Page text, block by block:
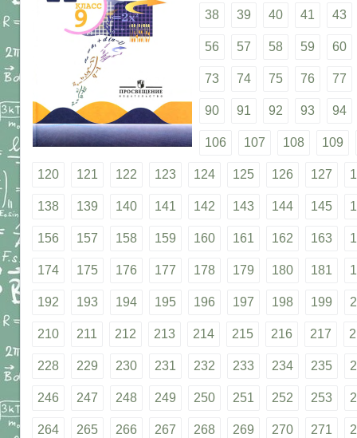
38 39 40 41 43
56 57 58 59 60
73 74 75 76 77
90 91 92 93 94
106 107 108 109
120 121 122 123 124 125 126 127
138 139 140 141 142 143 144 145
156 157 158 159 160 161 162 163
174 175 176 177 178 179 180 181
192 193 194 195 196 197 198 199
210 211 212 213 214 215 216 217
228 229 230 231 232 233 234 235
246 247 248 249 250 251 252 253
264 265 266 267 268 269 270 271